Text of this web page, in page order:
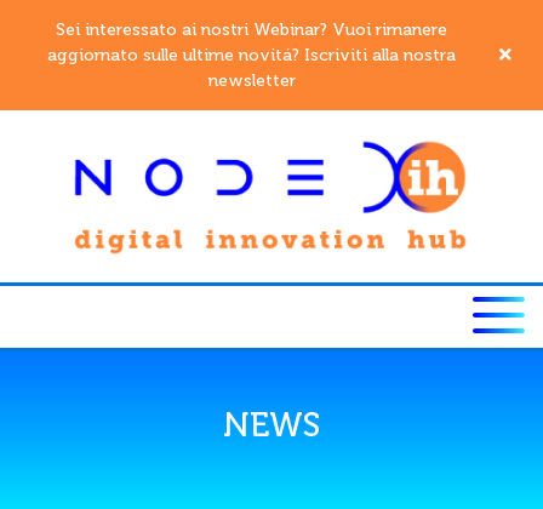
Sei interessato ai nostri Webinar? Vuoi rimanere
aggiornato sulle ultime novitá? Iscriviti alla nostra
newsletter
NEWS